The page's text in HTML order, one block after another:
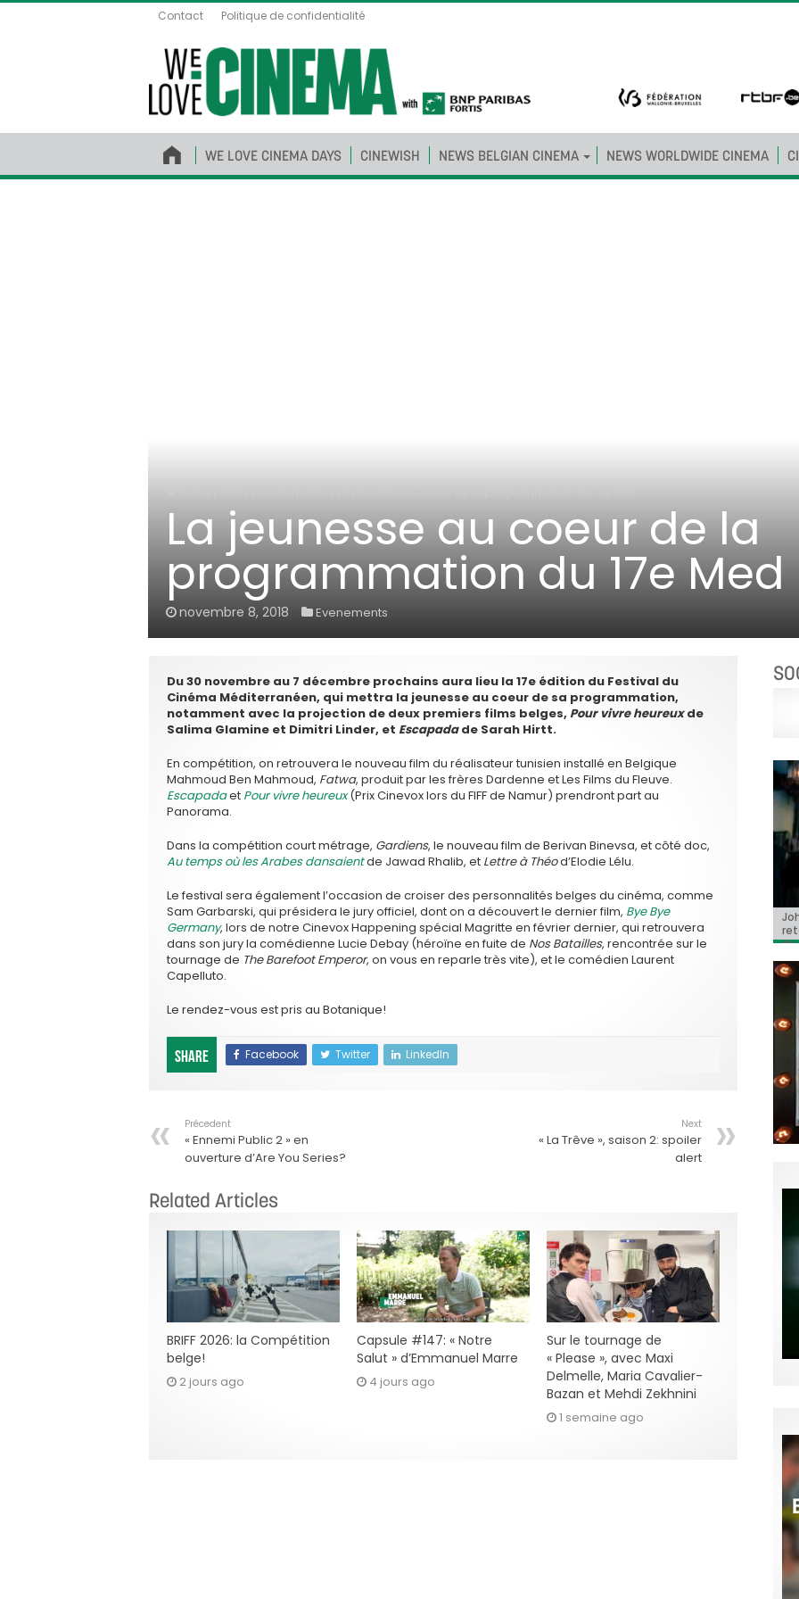
Contact Politique de confidentialité
WE LOVE CINEMA DAYS CINEWISH NEWS BELGIAN CINEMA NEWS WORLDWIDE CINEMA
La jeunesse au coeur de la
programmation du 17e Med
novembre 8, 2018 Evenements
Du 30 novembre au 7 décembre prochains aura lieu la 17e édition du Festival du
Cinéma Méditerranéen, qui mettra la jeunesse au coeur de sa programmation,
notamment avec la projection de deux premiers films belges, Pour vivre heureuxde
Salima Glamine et Dimitri Linder, et Escapadade Sarah Hirtt.
En compétition, on retrouvera le nouveau film du réalisateur tunisien installé en Belgique
Mahmoud Ben Mahmoud, Fatwa, produit par les frères Dardenne et Les Films du Fleuve.
Escapadaet Pour vivre heureux(Prix Cinevox lors du FIFF de Namur) prendront part au
Panorama.
Dans la compétition court métrage, Gardiens, le nouveau film de Berivan Binevsa, et côté doc,
Au temps où les Arabes dansaientde Jawad Rhalib, et Lettre à Théod’Elodie Lélu.
Le festival sera également l’occasion de croiser des personnalités belges du cinéma, comme
Sam Garbarski, qui présidera le jury officiel, dont on a découvert le dernier film, Bye Bye
Germany, lors de notre Cinevox Happening spécial Magritte en février dernier, qui retrouvera
dans son jury la comédienne Lucie Debay (héroïne en fuite de Nos Batailles, rencontrée sur le
tournage de The Barefoot Emperor, on vous en reparle très vite), et le comédien Laurent
Capelluto.
Le rendez-vous est pris au Botanique!
Share Facebook Twitter LinkedIn
Précedent
« Ennemi Public 2 » en
ouverture d’Are You Series?
Next
« La Trêve », saison 2: spoiler
alert
Related Articles
BRIFF 2026: la Compétition
belge!
2 jours ago
Capsule #147: « Notre
Salut » d’Emmanuel Marre
4 jours ago
Sur le tournage de
« Please », avec Maxi
Delmelle, Maria Cavalier-
Bazan et Mehdi Zekhnini
1 semaine ago
du
«
«